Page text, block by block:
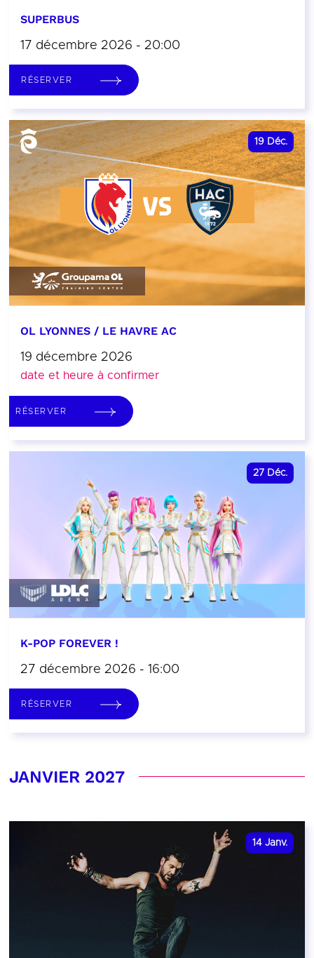
SUPERBUS
17 décembre 2026 - 20:00
RÉSERVER
19 Déc.
OL LYONNES / LE HAVRE AC
19 décembre 2026
date et heure à confirmer
RÉSERVER
27 Déc.
K-POP FOREVER !
27 décembre 2026 - 16:00
RÉSERVER
JANVIER 2027
14 Janv.